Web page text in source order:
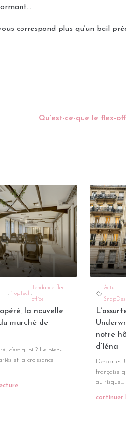
correspond plus qu’un bail
Qu’est-ce-que le flex-
,PropTech,
Tendance flex
office
la nouvelle
marché de
c’est quoi ? Le bien-
et la croissance
Actu
notre
d’Iéna
Descartes
française
au risque...
continuer